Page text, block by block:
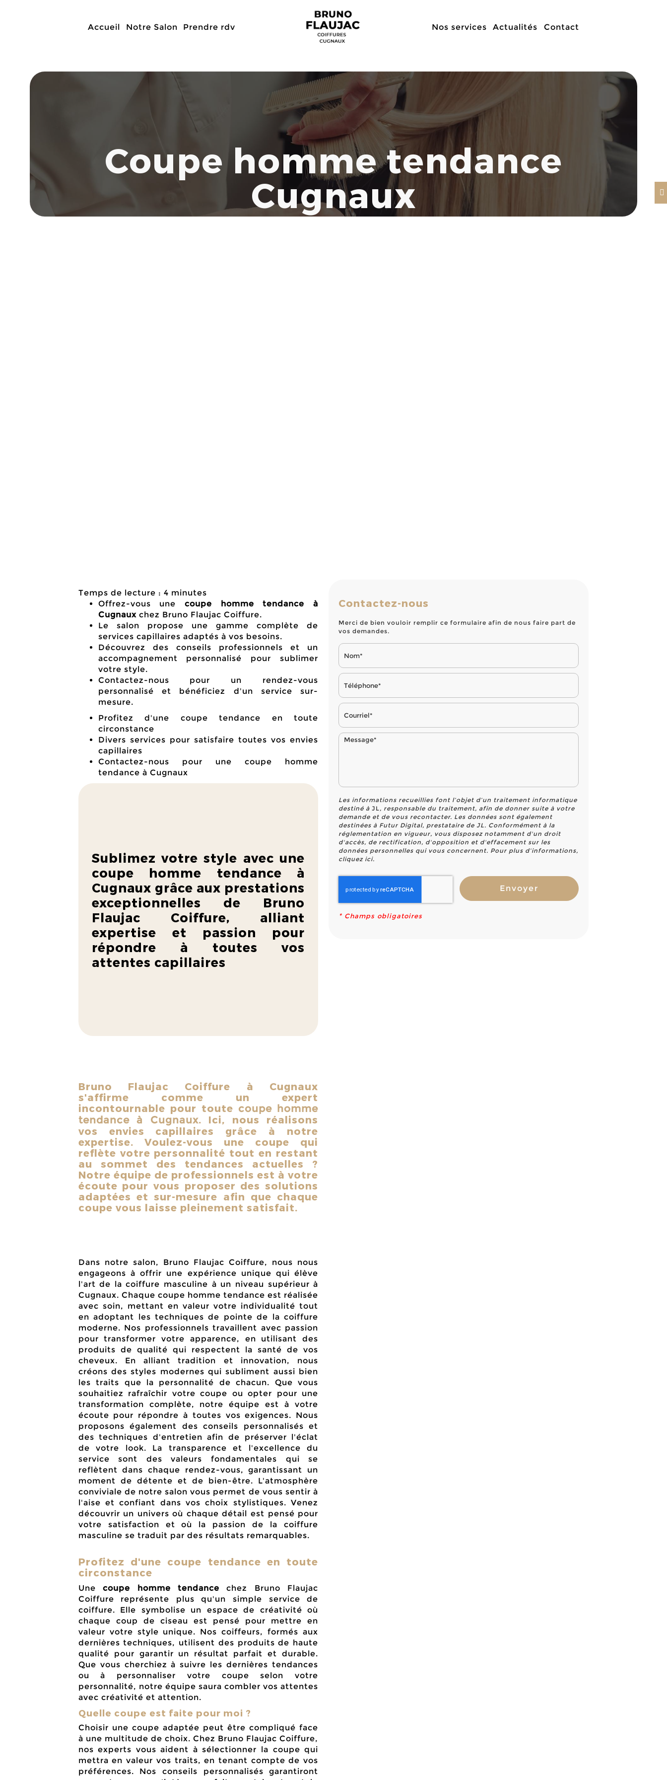
Accueil Notre Salon Prendre rdv Nos services Actualités Contact
Coupe homme tendance
Cugnaux
Temps de lecture : 4 minutes
Offrez-vous unecoupe homme tendance à
Cugnauxchez Bruno Flaujac Coiffure.
Le salon propose une gamme complète de
services capillaires adaptés à vos besoins.
Découvrez des conseils professionnels et un
accompagnement personnalisé pour sublimer
votre style.
Contactez-nous pour un rendez-vous
personnalisé et bénéficiez d'un service sur-
mesure.
Profitez d'une coupe tendance en toute
circonstance
Divers services pour satisfaire toutes vos envies
capillaires
Contactez-nous pour une coupe homme
tendance à Cugnaux
Sublimez votre style avec une
coupe homme tendance à
Cugnaux grâce aux prestations
exceptionnelles de Bruno
Flaujac Coiffure, alliant
expertise et passion pour
répondre à toutes vos
attentes capillaires
Bruno Flaujac Coiffure à Cugnaux
s'affirme comme un expert
incontournable pour toute coupe homme
tendance à Cugnaux. Ici, nous réalisons
vos envies capillaires grâce à notre
expertise. Voulez-vous une coupe qui
reflète votre personnalité tout en restant
au sommet des tendances actuelles ?
Notre équipe de professionnels est à votre
écoute pour vous proposer des solutions
adaptées et sur-mesure afin que chaque
coupe vous laisse pleinement satisfait.
Dans notre salon, Bruno Flaujac Coiffure, nous nous
engageons à offrir une expérience unique qui élève
l'art de la coiffure masculine à un niveau supérieur à
Cugnaux. Chaque coupe homme tendance est réalisée
avec soin, mettant en valeur votre individualité tout
en adoptant les techniques de pointe de la coiffure
moderne. Nos professionnels travaillent avec passion
pour transformer votre apparence, en utilisant des
produits de qualité qui respectent la santé de vos
cheveux. En alliant tradition et innovation, nous
créons des styles modernes qui subliment aussi bien
les traits que la personnalité de chacun. Que vous
souhaitiez rafraîchir votre coupe ou opter pour une
transformation complète, notre équipe est à votre
écoute pour répondre à toutes vos exigences. Nous
proposons également des conseils personnalisés et
des techniques d'entretien afin de préserver l'éclat
de votre look. La transparence et l'excellence du
service sont des valeurs fondamentales qui se
reflètent dans chaque rendez-vous, garantissant un
moment de détente et de bien-être. L'atmosphère
conviviale de notre salon vous permet de vous sentir à
l'aise et confiant dans vos choix stylistiques. Venez
découvrir un univers où chaque détail est pensé pour
votre satisfaction et où la passion de la coiffure
masculine se traduit par des résultats remarquables.
Profitez d'une coupe tendance en toute
circonstance
Unecoupe homme tendance chez Bruno Flaujac
Coiffure représente plus qu'un simple service de
coiffure. Elle symbolise un espace de créativité où
chaque coup de ciseau est pensé pour mettre en
valeur votre style unique. Nos coiffeurs, formés aux
dernières techniques, utilisent des produits de haute
qualité pour garantir un résultat parfait et durable.
Que vous cherchiez à suivre les dernières tendances
ou à personnaliser votre coupe selon votre
personnalité, notre équipe saura combler vos attentes
avec créativité et attention.
Quelle coupe est faite pour moi ?
Choisir une coupe adaptée peut être compliqué face
à une multitude de choix. Chez Bruno Flaujac Coiffure,
nos experts vous aident à sélectionner la coupe qui
mettra en valeur vos traits, en tenant compte de vos
préférences. Nos conseils personnalisés garantiront
Contactez-nous
Merci de bien vouloir remplir ce formulaire afin de nous faire part de
vos demandes.
Les informations recueillies font l’objet d’un traitement informatique
destiné à JL, responsable du traitement, afin de donner suite à votre
demande et de vous recontacter. Les données sont également
destinées à Futur Digital, prestataire de JL. Conformément à la
réglementation en vigueur, vous disposez notamment d'un droit
d'accès, de rectification, d'opposition et d'effacement sur les
données personnelles qui vous concernent. Pour plus d’informations,
cliquez ici.
* Champs obligatoires